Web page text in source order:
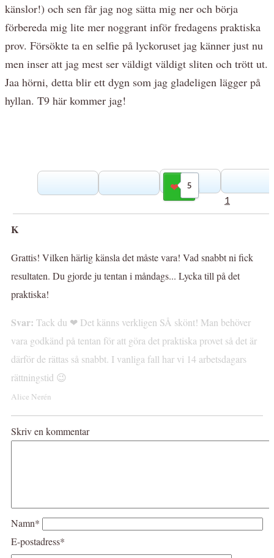
känslor!) och sen får jag nog sätta mig ner och börja
förbereda mig lite mer noggrant inför fredagens praktiska
prov. Försökte ta en selfie på lyckoruset jag känner just nu
men inser att jag mest ser väldigt väldigt sliten och trött ut.
Jaa hörni, detta blir ett dygn som jag gladeligen lägger på
hyllan. T9 här kommer jag!
5
Gilla
1
K
Grattis! Vilken härlig känsla det måste vara! Vad snabbt ni fick
resultaten. Du gjorde ju tentan i måndags... Lycka till på det
praktiska!
Svar: Tack du ❤ Det känns verkligen SÅ skönt! Man behöver
vara godkänd på tentan för att göra det praktiska provet så det är
därför de rättas så snabbt. I vanliga fall har vi 14 arbetsdagars
rättningstid 😉
Alice Nerén
Skriv en kommentar
Namn*
E-postadress*